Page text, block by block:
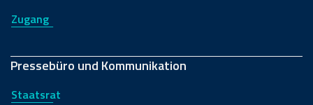
Zugang
Pressebüro und Kommunikation
Staatsrat